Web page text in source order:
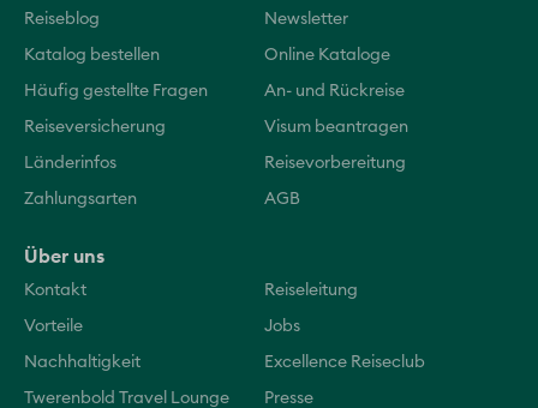
Reiseblog Newsletter
Katalog bestellen Online Kataloge
Häufig gestellte Fragen An- und Rückreise
Reiseversicherung Visum beantragen
Länderinfos Reisevorbereitung
Zahlungsarten AGB
Über uns
Kontakt Reiseleitung
Vorteile Jobs
Nachhaltigkeit Excellence Reiseclub
Twerenbold Travel Lounge Presse